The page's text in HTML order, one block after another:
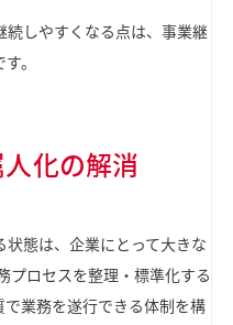
続しやすくなる点は、事業継
。
化の解消
態は、企業にとって大きな
プロセスを整理・標準化する
業務を遂行できる体制を構